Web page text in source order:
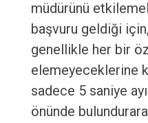
müdürünü
başvuru geldiği
genellikle her bir
elemeyeceklerine
sadece 5 saniye
önünde